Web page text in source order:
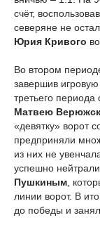
счёт,
северяне не
Юрия Кривого
Во втором
завершив
третьего
Матвею
«девятку» ворот
предприняли
из них не
успешно
Пушкиным ,
линии ворот. В
до победы и